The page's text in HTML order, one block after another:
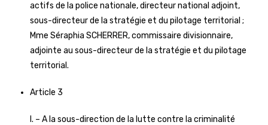
actifs de la police nationale, directeur national adjoint,
sous-directeur de la stratégie et du pilotage territorial ;
Mme Séraphia SCHERRER, commissaire divisionnaire,
adjointe au sous-directeur de la stratégie et du pilotage
territorial.
Article 3
I. – A la sous-direction de la lutte contre la criminalité